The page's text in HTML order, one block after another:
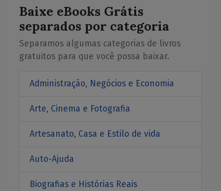
Baixe eBooks Grátis
separados por categoria
Separamos algumas categorias de livros
gratuitos para que você possa baixar.
Administração, Negócios e Economia
Arte, Cinema e Fotografia
Artesanato, Casa e Estilo de vida
Auto-Ajuda
Biografias e Histórias Reais